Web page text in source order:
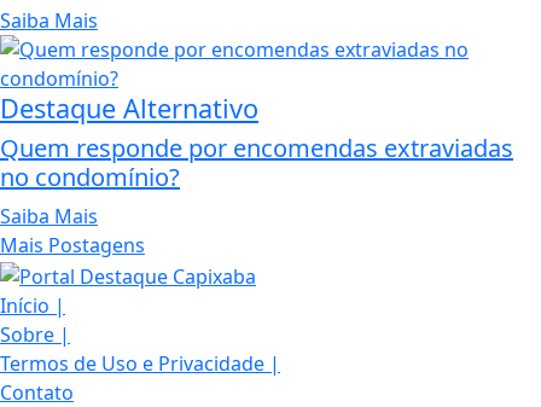
Saiba Mais
Destaque Alternativo
Quem responde por encomendas extraviadas
no condomínio?
Saiba Mais
Mais Postagens
Início |
Sobre |
Termos de Uso e Privacidade |
Contato
Termos de Uso e Privacidade
Esse site utiliza cookies para melhorar sua